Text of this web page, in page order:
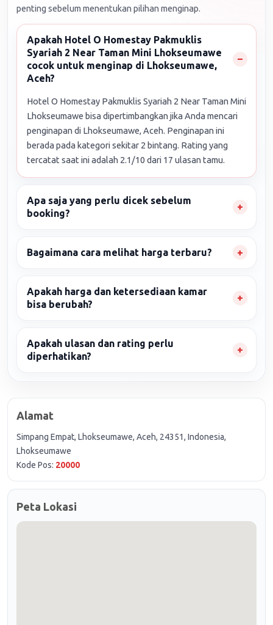
penting sebelum menentukan pilihan menginap.
Apakah Hotel O Homestay Pakmuklis
Syariah 2 Near Taman Mini Lhokseumawe
cocok untuk menginap di Lhokseumawe,
Aceh?
Hotel O Homestay Pakmuklis Syariah 2 Near Taman Mini
Lhokseumawe bisa dipertimbangkan jika Anda mencari
penginapan di Lhokseumawe, Aceh. Penginapan ini
berada pada kategori sekitar 2 bintang. Rating yang
tercatat saat ini adalah 2.1/10 dari 17 ulasan tamu.
Apa saja yang perlu dicek sebelum
booking?
Bagaimana cara melihat harga terbaru?
Apakah harga dan ketersediaan kamar
bisa berubah?
Apakah ulasan dan rating perlu
diperhatikan?
Alamat
Simpang Empat, Lhokseumawe, Aceh, 24351, Indonesia,
Lhokseumawe
Kode Pos: 20000
Peta Lokasi